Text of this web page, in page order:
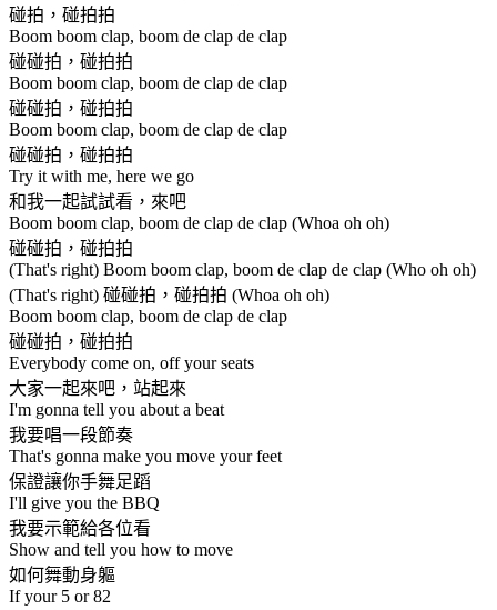
碰拍，碰拍拍
Boom boom clap, boom de clap de clap
碰碰拍，碰拍拍
Boom boom clap, boom de clap de clap
碰碰拍，碰拍拍
Boom boom clap, boom de clap de clap
碰碰拍，碰拍拍
Try it with me, here we go
和我一起試試看，來吧
Boom boom clap, boom de clap de clap (Whoa oh oh)
碰碰拍，碰拍拍
(That's right) Boom boom clap, boom de clap de clap (Who oh oh)
(That's right) 碰碰拍，碰拍拍 (Whoa oh oh)
Boom boom clap, boom de clap de clap
碰碰拍，碰拍拍
Everybody come on, off your seats
大家一起來吧，站起來
I'm gonna tell you about a beat
我要唱一段節奏
That's gonna make you move your feet
保證讓你手舞足蹈
I'll give you the BBQ
我要示範給各位看
Show and tell you how to move
如何舞動身軀
If your 5 or 82